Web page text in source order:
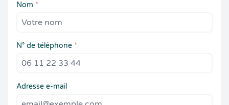
Nom *
N° de téléphone *
Adresse e-mail